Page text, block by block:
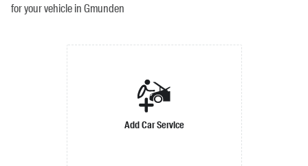
for your vehicle in Gmunden
Add Car Service